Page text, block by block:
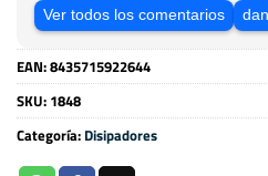
Ver todos los comentarios
EAN:8435715922644
SKU: 1848
Categoría: Disipadores